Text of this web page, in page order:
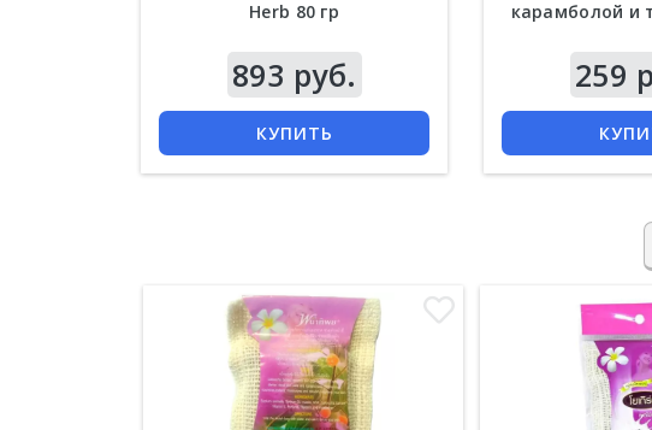
Herb 80 гр
893 руб.
КУПИТЬ
карамболой и
259